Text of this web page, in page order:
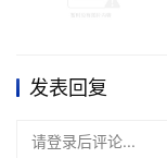
发表回复
请登录后评论...